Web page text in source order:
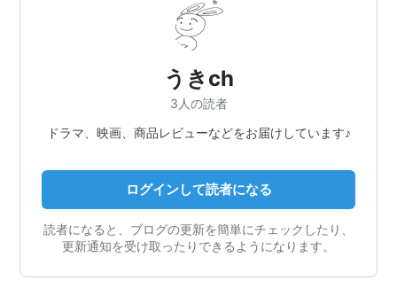
うきch
3人の読者
ドラマ、映画、商品レビューなどをお届けしています♪
ログインして読者になる
読者になると、ブログの更新を簡単にチェックしたり、
更新通知を受け取ったりできるようになります。